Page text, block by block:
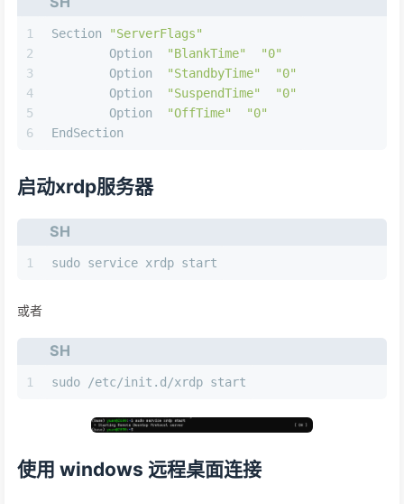
1
2
3
4
5
6
Section
"ServerFlags"
        Option
"BlankTime"
"0"
        Option
"StandbyTime"
"0"
        Option
"SuspendTime"
"0"
        Option
"OffTime"
"0"
EndSection
启动xrdp服务器
SH
1 sudo service xrdp start
或者
SH
1 sudo /etc/init.d/xrdp start
使用 windows 远程桌面连接